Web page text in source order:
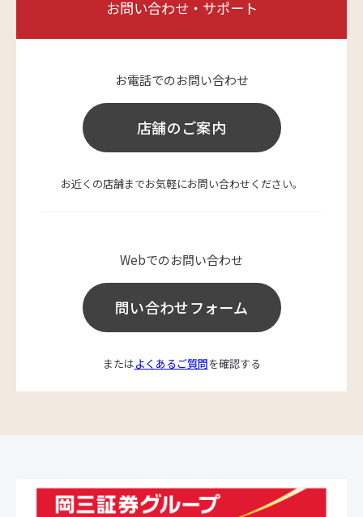
お問い合わせ・サポート
お電話でのお問い合わせ
店舗のご案内
お近くの店舗までお気軽にお問い合わせください。
Webでのお問い合わせ
問い合わせフォーム
またはよくあるご質問を確認する